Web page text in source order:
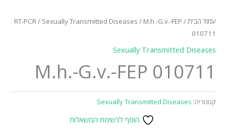
עמוד הבית/
RT-PCR/ Sexually Transmitted Diseases / M.h.-G.v.-FEP
010711
Sexually Transmitted Diseases
M.h.-G.v.-FEP 010711
קטגוריה: Sexually Transmitted Diseases
הוסף לרשימת המשאלות